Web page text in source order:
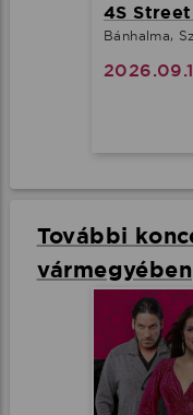
4S
Bánhalma,
További
vármegyében